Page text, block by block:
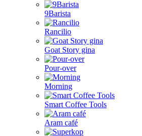
9Barista
Rancilio
Goat Story gina
Pour-over
Morning
Smart Coffee Tools
Aram café